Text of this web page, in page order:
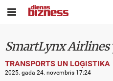

SmartLynx Airlines
TRANSPORTS UN LOĢISTIKA
2025. gada 24. novembris 17:24